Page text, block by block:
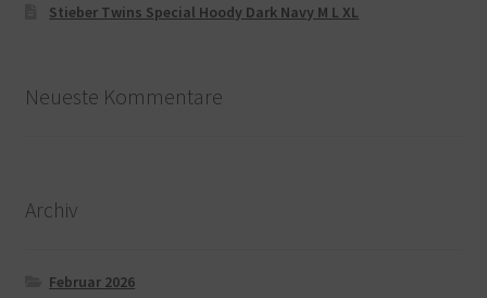
Stieber Twins Special Hoody Dark Navy M L XL
Neueste Kommentare
Archiv
Februar 2026